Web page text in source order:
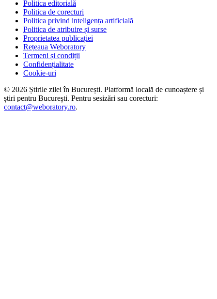
Politica editorială
Politica de corecturi
Politica privind inteligența artificială
Politica de atribuire și surse
Proprietatea publicației
Rețeaua Weboratory
Termeni și condiții
Confidențialitate
Cookie-uri
© 2026 Știrile zilei în București. Platformă locală de cunoaștere și
știri pentru București. Pentru sesizări sau corecturi:
contact@weboratory.ro.